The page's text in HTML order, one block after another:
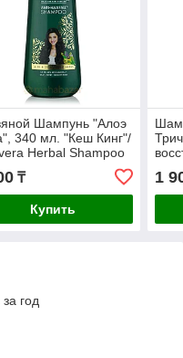
Шампунь "Алоэ
340 мл. "Кеш Кинг"/
Herbal Shampoo
₸
Купить
1
год